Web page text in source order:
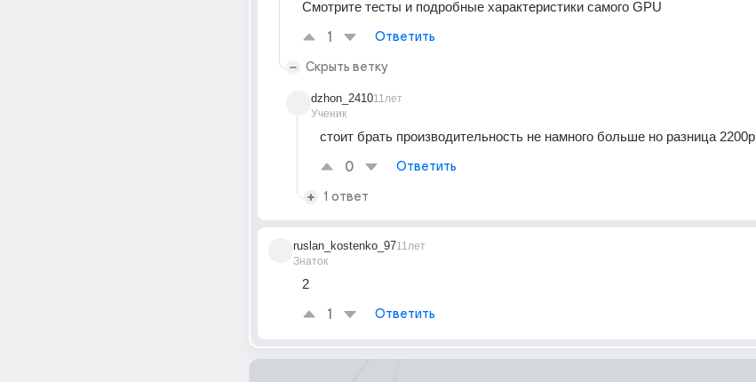
Смотрите тесты и подробные характеристики самого GPU
1 Ответить
Скрыть ветку
dzhon_2410
Ученик
11лет
стоит брать производительность не намного больше но разница 2200р
0 Ответить
1 ответ
ruslan_kostenko_97
Знаток
11лет
2
1 Ответить